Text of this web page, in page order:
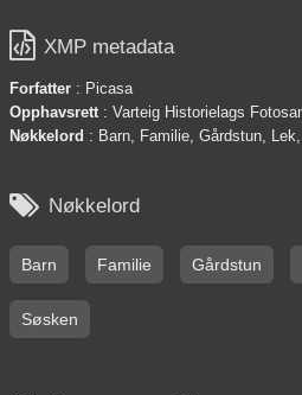
 XMP metadata
Forfatter : Picasa
Opphavsrett: Varteig Historielags
Nøkkelord : Barn, Familie, Gårdstun,
 Nøkkelord
Barn Familie Gårdstun
Søsken